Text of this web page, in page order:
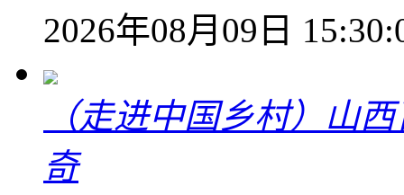
2026年08月09日
（走进中国乡村）山
奇